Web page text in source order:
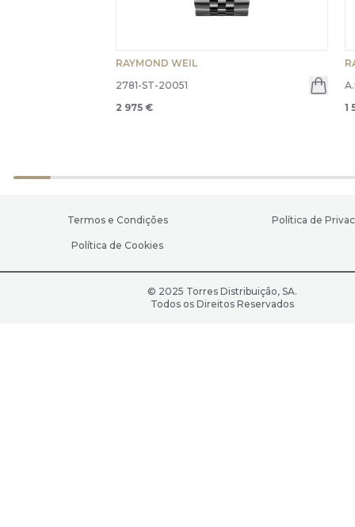
RAYMOND WEIL
2781-ST-20051
2 975 €
1
Termos e Condições Política de
Política de Cookies
© 2025 Torres Distribuição, SA.
Todos os Direitos Reservados